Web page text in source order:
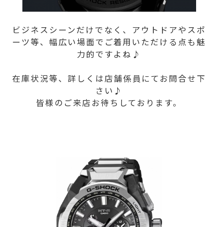
ビジネスシーンだけでなく、アウトドアやスポ
ーツ等、幅広い場面でご着用いただける点も魅
力的ですよね♪
在庫状況等、詳しくは店舗係員にてお問合せ下
さい♪
皆様のご来店お待ちしております。